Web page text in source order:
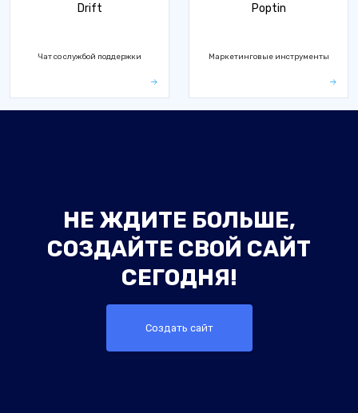
Drift
Чат со службой поддержки
Poptin
Маркетинговые инструменты
НЕ ЖДИТЕ БОЛЬШЕ,
СОЗДАЙТЕ СВОЙ САЙТ
СЕГОДНЯ!
Создать сайт